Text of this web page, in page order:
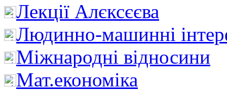
Лекції Алєксєєва
Людинно-машинні
Міжнародні відносини
Мат.економіка